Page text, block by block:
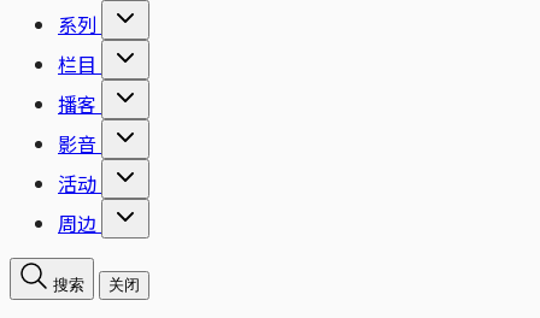
系列
栏目
播客
影音
活动
周边
搜索 关闭